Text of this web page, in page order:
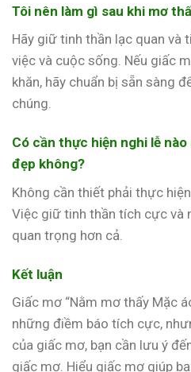
Tôi nên làm gì sau khi mơ
Hãy giữ tinh thần lạc quan và
việc và cuộc sống. Nếu giấc
khăn, hãy chuẩn bị sẵn sàng
chúng.
Có cần thực hiện nghi lễ
đẹp không?
Không cần thiết phải thực
Việc giữ tinh thần tích cực và
quan trọng hơn cả.
Kết luận
Giấc mơ “Nằm mơ thấy Mặc
những điềm báo tích cực,
của giấc mơ, bạn cần lưu ý
giấc mơ. Hiểu giấc mơ giúp